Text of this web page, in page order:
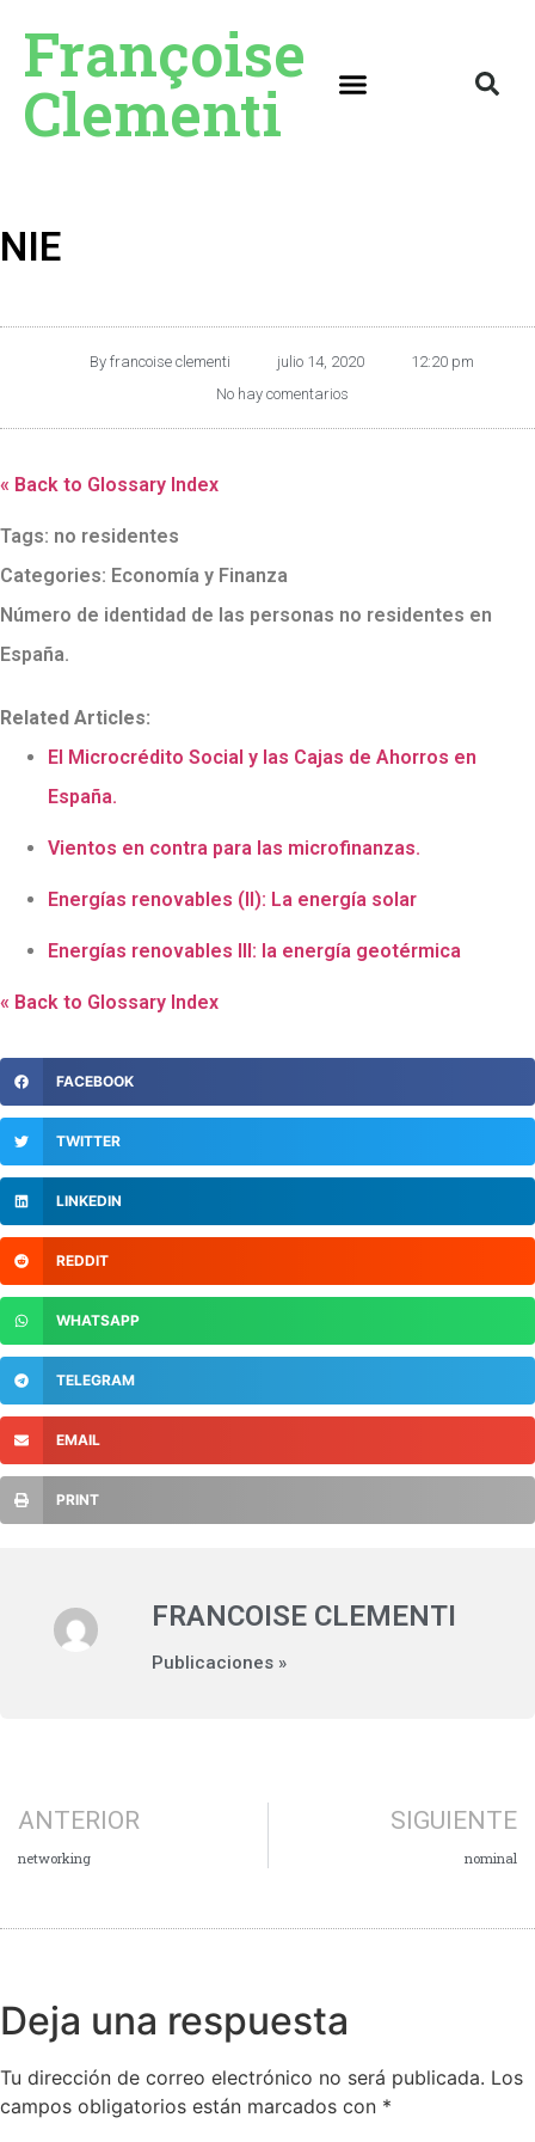
Françoise
Clementi
NIE
By francoise clementi julio 14, 2020
12:20 pm
No hay comentarios
« Back to Glossary Index
Tags: no residentes
Categories: Economía y Finanza
Número de identidad de las personas no residentes en
España.
Related Articles:
El Microcrédito Social y las Cajas de Ahorros en
España.
Vientos en contra para las microfinanzas.
Energías renovables (II): La energía solar
Energías renovables III: la energía geotérmica
« Back to Glossary Index
FACEBOOK
TWITTER
LINKEDIN
REDDIT
WHATSAPP
TELEGRAM
EMAIL
PRINT
FRANCOISE CLEMENTI
Publicaciones »
ANTERIOR
networking
SIGUIENTE
nominal
Deja una respuesta
Tu dirección de correo electrónico no será publicada. Los
campos obligatorios están marcados con *